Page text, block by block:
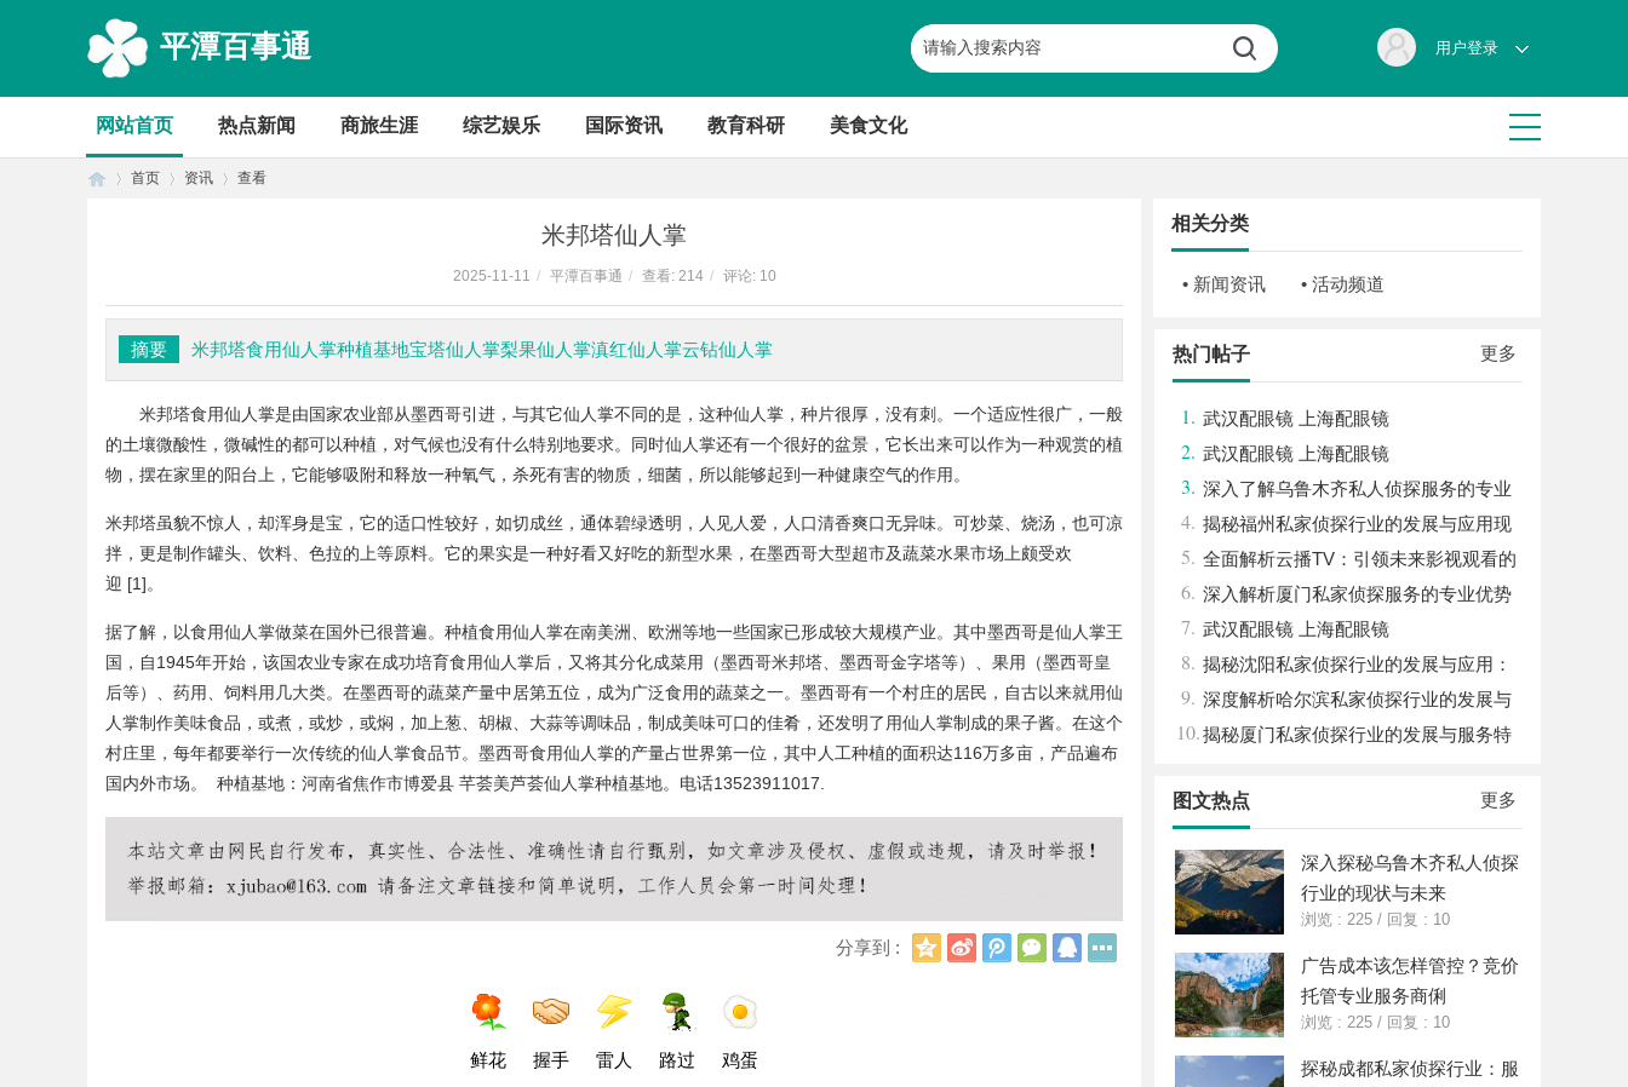
平潭百事通 用户登录
网站首页 热点新闻 商旅生涯 综艺娱乐 国际资讯 教育科研 美食文化
首页 资讯 查看
米邦塔仙人掌
2025-11-11 / 平潭百事通 / 查看: 214 / 评论: 10
摘要 米邦塔食用仙人掌种植基地宝塔仙人掌梨果仙人掌滇红仙人掌云钻仙人掌
米邦塔食用仙人掌是由国家农业部从墨西哥引进，与其它仙人掌不同的是，这种仙人掌，种片很厚，没有刺。一个适应性很广，一般
的土壤微酸性，微碱性的都可以种植，对气候也没有什么特别地要求。同时仙人掌还有一个很好的盆景，它长出来可以作为一种观赏的植
物，摆在家里的阳台上，它能够吸附和释放一种氧气，杀死有害的物质，细菌，所以能够起到一种健康空气的作用。
米邦塔虽貌不惊人，却浑身是宝，它的适口性较好，如切成丝，通体碧绿透明，人见人爱，人口清香爽口无异味。可炒菜、烧汤，也可凉
拌，更是制作罐头、饮料、色拉的上等原料。它的果实是一种好看又好吃的新型水果，在墨西哥大型超市及蔬菜水果市场上颇受欢
迎 [1]。
据了解，以食用仙人掌做菜在国外已很普遍。种植食用仙人掌在南美洲、欧洲等地一些国家已形成较大规模产业。其中墨西哥是仙人掌王
国，自1945年开始，该国农业专家在成功培育食用仙人掌后，又将其分化成菜用（墨西哥米邦塔、 墨西哥金字塔等）、果用（墨西哥皇
后等）、药用、饲料用几大类。在墨西哥的蔬菜产量中居第五位，成为广泛食用的蔬菜之一。墨西哥有一个村庄的居民，自古以来就用仙
人掌制作美味食品，或煮，或炒，或焖，加上葱、胡椒、 大蒜等调味品，制成美味可口的佳肴，还发明了用仙人掌制成的果子酱。在这个
村庄里，每年都要举行一次传统的仙人掌食品节。墨西哥食用仙人掌的产量占世界第一位，其中人工种植的面积达116万多亩，产品遍布
国内外市场。 种植基地：河南省焦作市博爱县 芊荟美芦荟仙人掌种植基地。电话13523911017.
分享到 :
Q
新
浪
腾
讯
微
信
Q
鲜花 握手 雷人 路过 鸡蛋
相关分类
• 新闻资讯 • 活动频道
更多
热门帖子
1. 武汉配眼镜 上海配眼镜
2. 武汉配眼镜 上海配眼镜
3. 深入了解乌鲁木齐私人侦探服务的专业
性与应用领域
4. 揭秘福州私家侦探行业的发展与应用现
状
5. 全面解析云播TV：引领未来影视观看的
新体验
6. 深入解析厦门私家侦探服务的专业优势
与实际应用
7. 武汉配眼镜 上海配眼镜
8. 揭秘沈阳私家侦探行业的发展与应用：
专业侦探服务的全方位解析
9. 深度解析哈尔滨私家侦探行业的发展与
应用现状
10.揭秘厦门私家侦探行业的发展与服务特
更多
图文热点
深入探秘乌鲁木齐私人侦探
行业的现状与未来
浏览 : 225 / 回复 : 10
广告成本该怎样管控？竞价
托管专业服务商俐
浏览 : 225 / 回复 : 10
探秘成都私家侦探行业：服